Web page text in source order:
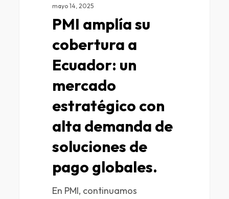
mayo 14, 2025
PMI amplía su
cobertura a
Ecuador: un
mercado
estratégico con
alta demanda de
soluciones de
pago globales.
En PMI, continuamos